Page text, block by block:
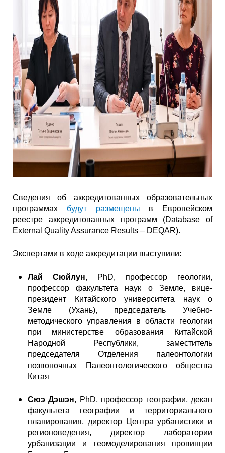
Сведения об аккредитованных образовательных
программах будут размещены в Европейском
реестре аккредитованных программ (Database of
External Quality Assurance Results – DEQAR).
Экспертами в ходе аккредитации выступили:
Лай Сюйлун, PhD, профессор геологии,
профессор факультета наук о Земле, вице-
президент Китайского университета наук о
Земле (Ухань), председатель Учебно-
методического управления в области геологии
при министерстве образования Китайской
Народной Республики, заместитель
председателя Отделения палеонтологии
позвоночных Палеонтологического общества
Китая
Сюэ Дэшэн, PhD, профессор географии, декан
факультета географии и территориального
планирования, директор Центра урбанистики и
регионоведения, директор лаборатории
урбанизации и геомоделирования провинции